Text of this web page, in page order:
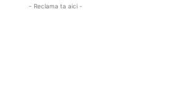
- Reclama ta aici -